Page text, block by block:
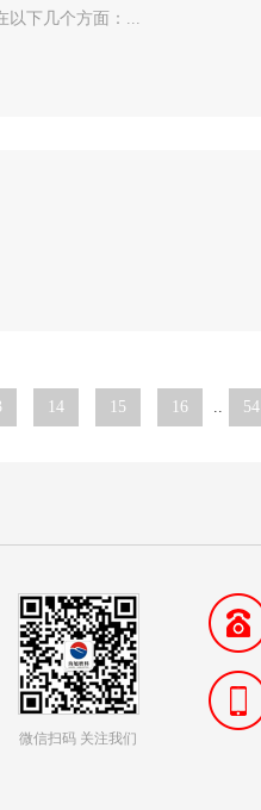
以下几个方面：...
14 15 16 .. 54
微信扫码 关注我们